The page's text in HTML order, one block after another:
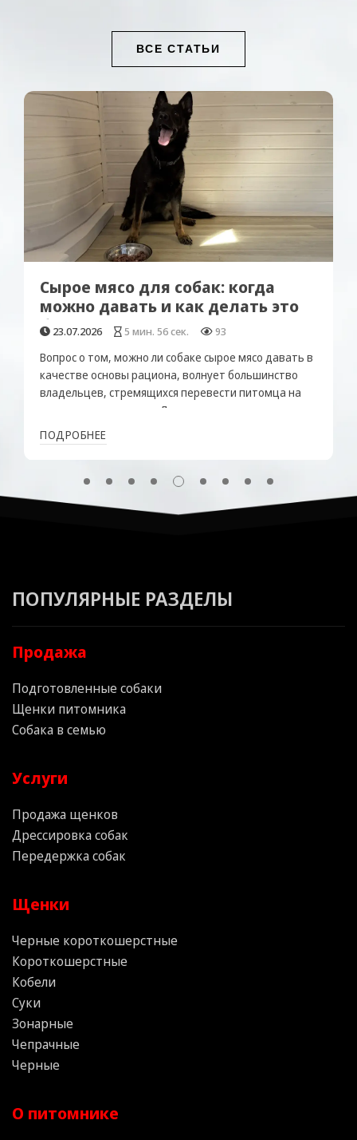
ВСЕ СТАТЬИ
Почему собака отказывается от
еды и как ей помочь
19.06.2026 8 мин. 33 сек. 592
Ситуация, когда собака отказывается от еды,
всегда вызывает обоснованную тревогу у
ответственного владельца. Пищевой инстинкт
относится к числу наиболее мощных биологических
нежелание потреблять пищу практически никогда
не бывает беспричинным. Отказ от корма может
выступать как ...
ПОДРОБНЕЕ
ПОПУЛЯРНЫЕ РАЗДЕЛЫ
Продажа
Подготовленные собаки
Щенки питомника
Собака в семью
Услуги
Продажа щенков
Дрессировка собак
Передержка собак
Щенки
Черные короткошерстные
Короткошерстные
Кобели
Суки
Зонарные
Чепрачные
Черные
О питомнике